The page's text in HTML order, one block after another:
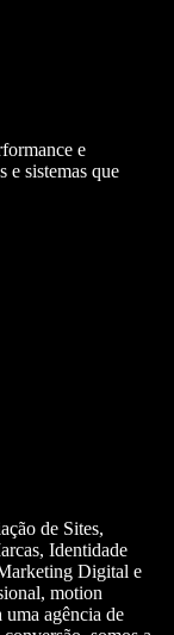
e
e sistemas que
de Sites,
Identidade
Digital e
motion
agência de